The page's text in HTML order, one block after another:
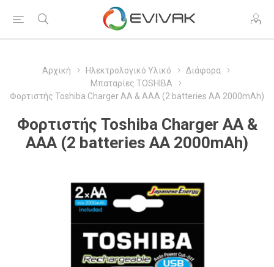
Αρχική Ηλεκτρολογικό Υλικό
Διάφορα
Μπαταρίες TOSHIBA
Φορτιστής Toshiba Charger AA & AAA (2 batteries AA 2000mAh)
Φορτιστής Toshiba Charger AA &
AAA (2 batteries AA 2000mAh)